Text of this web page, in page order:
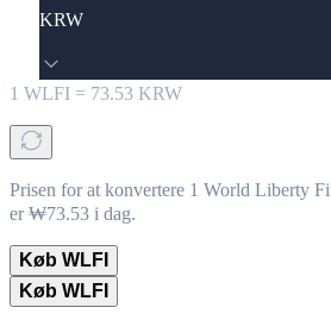
KRW
1 WLFI = 73.53 KRW
Prisen for at konvertere 1 World Liberty
er ₩73.53 i dag.
Køb WLFI
Køb WLFI